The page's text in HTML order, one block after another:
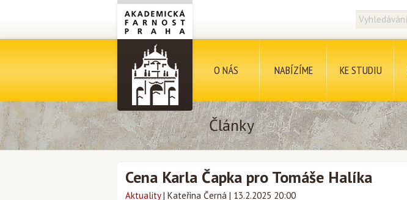
O NÁS NABÍZÍME KE STUDIU
Články
Cena Karla Čapka pro Tomáše Halíka
Aktuality | Kateřina Černá | 13.2.2025 20:00